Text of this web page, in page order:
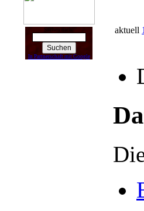
Suchen nach:
In Partnerschaft mit Google
aktuell